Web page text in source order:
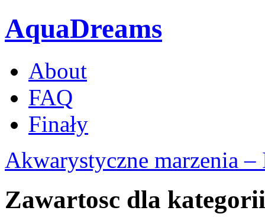
AquaDreams
About
FAQ
Finały
Akwarystyczne marzenia
Zawartosc dla